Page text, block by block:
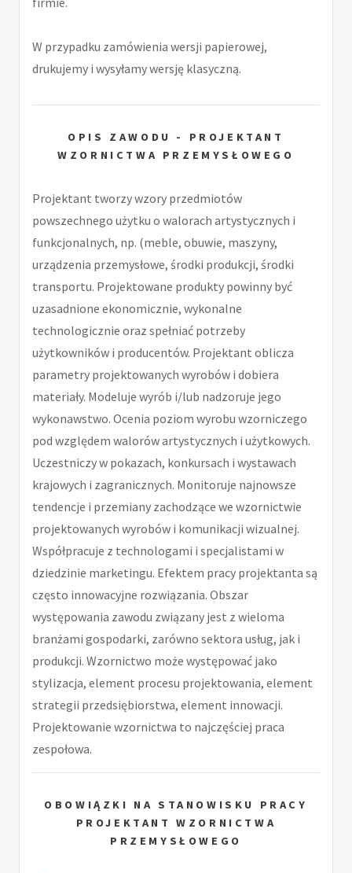
W przypadku zamówienia wersji papierowej,
drukujemy i wysyłamy wersję klasyczną.
OPIS ZAWODU - PROJEKTANT
WZORNICTWA PRZEMYSŁOWEGO
Projektant tworzy wzory przedmiotów
powszechnego użytku o walorach artystycznych i
funkcjonalnych, np. (meble, obuwie, maszyny,
urządzenia przemysłowe, środki produkcji, środki
transportu. Projektowane produkty powinny być
uzasadnione ekonomicznie, wykonalne
technologicznie oraz spełniać potrzeby
użytkowników i producentów. Projektant oblicza
parametry projektowanych wyrobów i dobiera
materiały. Modeluje wyrób i/lub nadzoruje jego
wykonawstwo. Ocenia poziom wyrobu wzorniczego
pod względem walorów artystycznych i użytkowych.
Uczestniczy w pokazach, konkursach i wystawach
krajowych i zagranicznych. Monitoruje najnowsze
tendencje i przemiany zachodzące we wzornictwie
projektowanych wyrobów i komunikacji wizualnej.
Współpracuje z technologami i specjalistami w
dziedzinie marketingu. Efektem pracy projektanta są
często innowacyjne rozwiązania. Obszar
występowania zawodu związany jest z wieloma
branżami gospodarki, zarówno sektora usług, jak i
produkcji. Wzornictwo może występować jako
stylizacja, element procesu projektowania, element
strategii przedsiębiorstwa, element innowacji.
Projektowanie wzornictwa to najczęściej praca
zespołowa.
OBOWIĄZKI NA STANOWISKU PRACY
PROJEKTANT WZORNICTWA
PRZEMYSŁOWEGO